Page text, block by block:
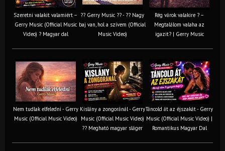
Szeretni valakit valamiért –
Gerry Music (Official Music
Video) ? Magyar dal
?? Gerry Music ?? - ?? Nagy
baj van, hol a szívem (Official
Music Video)
Rég várok valakire ? –
Megtalálom valaha az
igazit? | Gerry Music
Nem tudlak elfeledni - Gerry
Music (Official Music Video)
Kislány a zongoránál - Gerry
Music (Official Music Video)
?? Megható magyar sláger
Táncold át az éjszakát - Gerry
Music (Official Music Video) |
Romantikus Magyar Dal